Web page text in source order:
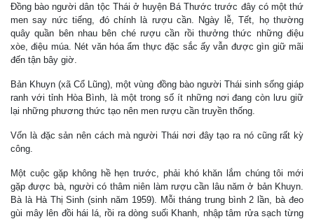
Đồng bào người dân tộc Thái ở huyện Bá Thước trước đây có một thứ
men say nức tiếng, đó chính là rượu cần. Ngày lễ, Tết, họ thường
quây quần bên nhau bên ché rượu cần rồi thưởng thức những điệu
xòe, điệu múa. Nét văn hóa ẩm thực đặc sắc ấy vẫn được gìn giữ mãi
đến tận bây giờ.
Bản Khuyn (xã Cổ Lũng), một vùng đồng bào người Thái sinh sống giáp
ranh với tỉnh Hòa Bình, là một trong số ít những nơi đang còn lưu giữ
lại những phương thức tạo nên men rượu cần truyền thống.
Vốn là đặc sản nên cách mà người Thái nơi đây tạo ra nó cũng rất kỳ
công.
Một cuộc gặp không hề hẹn trước, phải khó khăn lắm chúng tôi mới
gặp được bà, người có thâm niên làm rượu cần lâu năm ở bản Khuyn.
Bà là Hà Thị Sinh (sinh năm 1959). Mỗi tháng trung bình 2 lần, bà đeo
gùi mây lên đồi hái lá, rồi ra dòng suối Khanh, nhập tâm rửa sạch từng